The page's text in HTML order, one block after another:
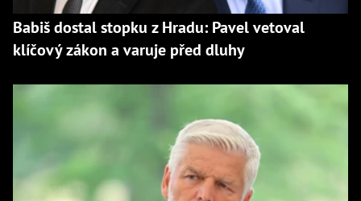
Babiš dostal stopku z Hradu: Pavel vetoval
klíčový zákon a varuje před dluhy